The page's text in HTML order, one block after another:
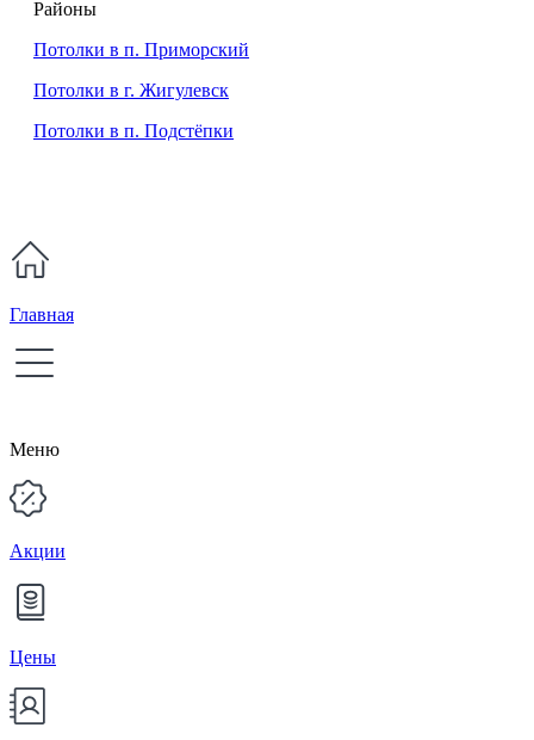
Районы
Потолки в п. Приморский
Потолки в г. Жигулевск
Потолки в п. Подстёпки
Главная
Меню
Акции
Цены